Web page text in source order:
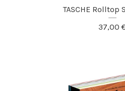
TASCHE Rolltop
37,00